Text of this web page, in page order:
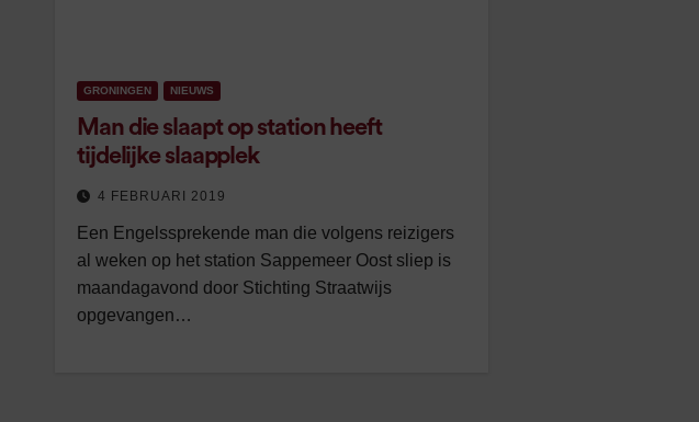
GRONINGEN NIEUWS
Man die slaapt op station heeft
tijdelijke slaapplek
4 FEBRUARI 2019
Een Engelssprekende man die volgens reizigers
al weken op het station Sappemeer Oost sliep is
maandagavond door Stichting Straatwijs
opgevangen…